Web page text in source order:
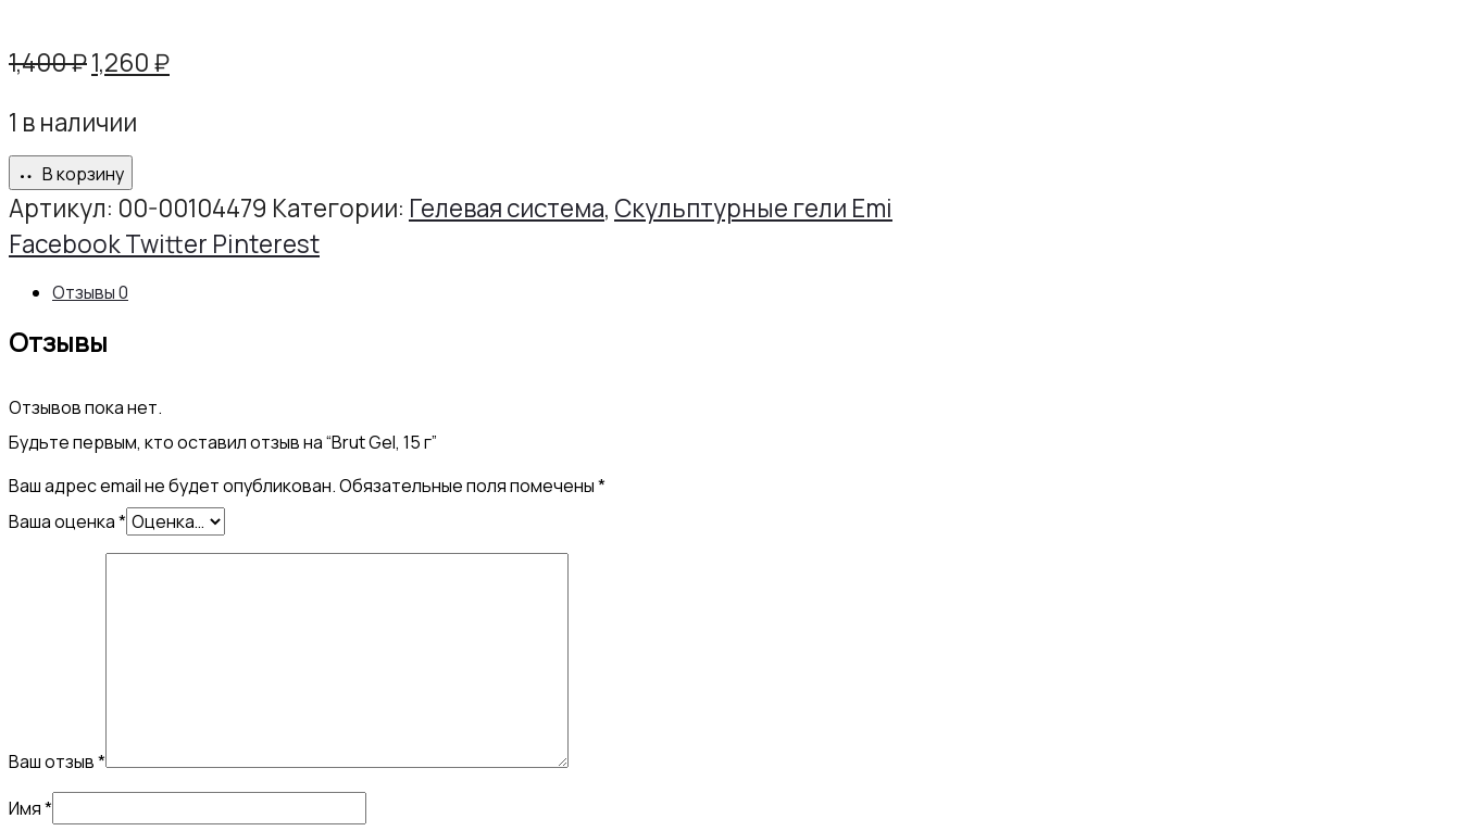
1,400₽Первоначальная
составляла
1,400 ₽.
1,260₽Текущая
1 в наличии
В корзину
Артикул: 00-00104479 Категории: Гелевая система, Скульптурные гели Emi
Share
FacebookTwitter Pinterest
Отзывы0
Отзывы
Отзывов пока нет.
Будьте первым, кто оставил отзыв на “Brut Gel, 15 г”
Ваш адрес email не будет опубликован.Обязательные поля помечены*
Ваша оценка*
Ваш отзыв*
Имя*